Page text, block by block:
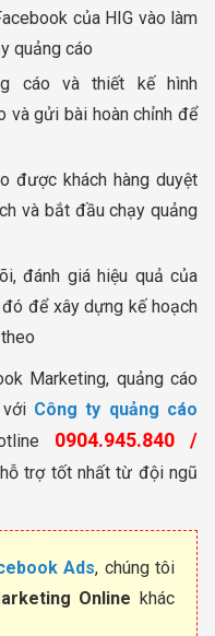
của HIG vào làm
quảng cáo
cáo và thiết kế hình
và gửi bài hoàn chỉnh để
được khách hàng duyệt
và bắt đầu chạy quảng
đánh giá hiệu quả của
để xây dựng kế hoạch
Marketing, quảng cáo
Công ty quảng cáo
0904.945.840 /
trợ tốt nhất từ đội ngũ
Ads, chúng tôi
Online khác